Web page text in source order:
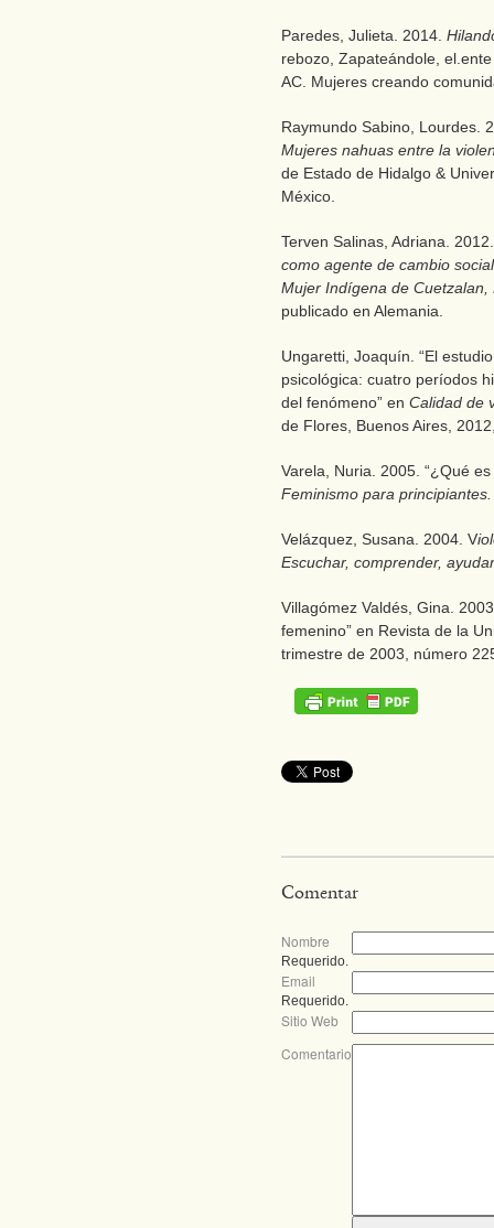
Paredes, Julieta. 2014.
rebozo, Zapateándole,
AC. Mujeres creando
Raymundo Sabino, Lourdes.
Mujeres nahuas entre la
de Estado de Hidalgo &
México.
Terven Salinas, Adriana.
como agente de cambio
Mujer Indígena de
publicado en Alemania.
Ungaretti, Joaquín. “El
psicológica: cuatro períodos
del fenómeno” en Calidad de
de Flores, Buenos Aires,
Varela, Nuria. 2005. “¿Qué
Feminismo para principiantes.
Velázquez, Susana. 2004. V
Escuchar, comprender, ayudar
Villagómez Valdés, Gina.
femenino” en Revista de la
trimestre de 2003, número
Comentar
Nombre
Requerido.
Email
Requerido.
Sitio Web
Comentario